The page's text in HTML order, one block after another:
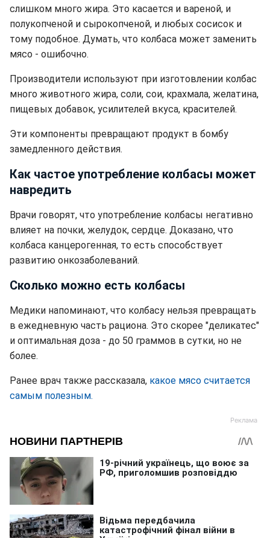
слишком много жира. Это касается и вареной, и
полукопченой и сырокопченой, и любых сосисок и
тому подобное. Думать, что колбаса может заменить
мясо - ошибочно.
Производители используют при изготовлении колбас
много животного жира, соли, сои, крахмала, желатина,
пищевых добавок, усилителей вкуса, красителей.
Эти компоненты превращают продукт в бомбу
замедленного действия.
Как частое употребление колбасы может
навредить
Врачи говорят, что употребление колбасы негативно
влияет на почки, желудок, сердце. Доказано, что
колбаса канцерогенная, то есть способствует
развитию онкозаболеваний.
Сколько можно есть колбасы
Медики напоминают, что колбасу нельзя превращать
в ежедневную часть рациона. Это скорее "деликатес"
и оптимальная доза - до 50 граммов в сутки, но не
более.
Ранее врач также рассказала, какое мясо считается
самым полезным.